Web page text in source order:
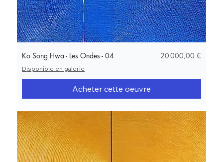
Ko Song Hwa - Les Ondes - 04 Prix
20 000,00 €
Disponible en galerie
Acheter cette oeuvre